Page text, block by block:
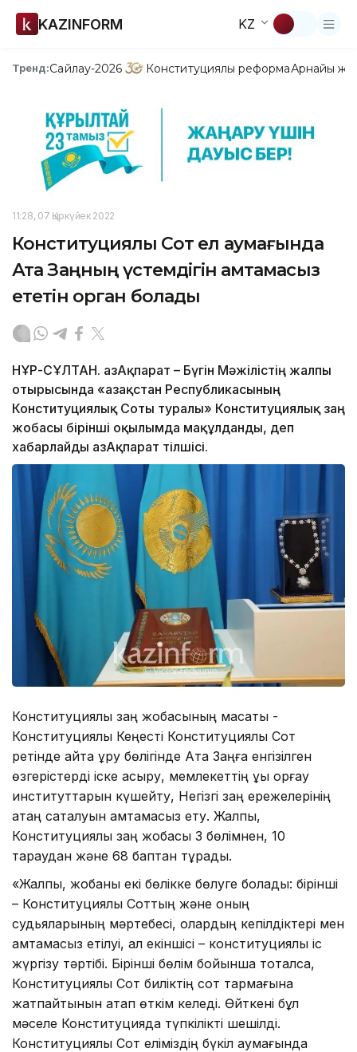
KAZINFORM KZ
Тренд:Сайлау-2026 Конституциялық реформаАрнайы
11:28, 07 Қыркүйек 2022
Конституциялық Сот ел аумағында
Ата Заңның үстемдігін қамтамасыз
ететін орган болады
НҰР-СҰЛТАН. ҚазАқпарат – Бүгін Мәжілістің жалпы
отырысында «Қазақстан Республикасының
Конституциялық Соты туралы» Конституциялық заң
жобасы бірінші оқылымда мақұлданды, деп
хабарлайды ҚазАқпарат тілшісі.
Конституциялық заң жобасының мақсаты -
Конституциялық Кеңесті Конституциялық Сот
ретінде қайта құру бөлігінде Ата Заңға енгізілген
өзгерістерді іске асыру, мемлекеттің құқық қорғау
институттарын күшейту, Негізгі заң ережелерінің
қатаң сақталуын қамтамасыз ету. Жалпы,
Конституциялық заң жобасы 3 бөлімнен, 10
тараудан және 68 баптан тұрады.
«Жалпы, жобаны екі бөлікке бөлуге болады: бірінші
– Конституциялық Соттың және оның
судьяларының мәртебесі, олардың кепілдіктері мен
қамтамасыз етілуі, ал екіншісі – конституциялық іс
жүргізу тәртібі. Бірінші бөлім бойынша тоқталсақ,
Конституциялық Сот биліктің сот тармағына
жатпайтынын атап өткім келеді. Өйткені бұл
мәселе Конституцияда түпкілікті шешілді.
Конституциялық Сот еліміздің бүкіл аумағында